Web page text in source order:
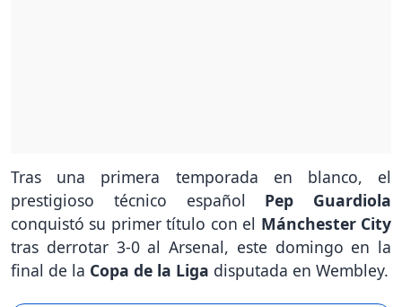
Tras una primera temporada en blanco, el
prestigioso técnico español Pep Guardiola
conquistó su primer título con el Mánchester City
tras derrotar 3-0 al Arsenal, este domingo en la
final de la Copa de la Liga disputada en Wembley.